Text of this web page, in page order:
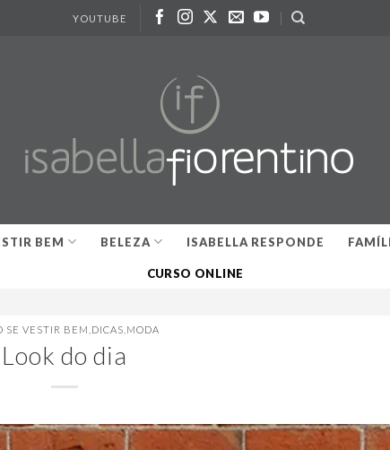
YOUTUBE
BEM BELEZA ISABELLA RESPONDE
CURSO ONLINE
SE VESTIR BEM DICAS MODA
Look do dia